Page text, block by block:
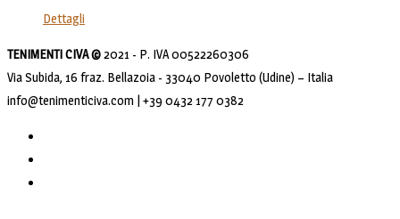
Dettagli
TENIMENTI CIVA ©2021 - P. IVA 00522260306
Via Subida, 16 fraz. Bellazoia - 33040 Povoletto (Udine) – Italia
info@tenimenticiva.com | +39 0432 177 0382